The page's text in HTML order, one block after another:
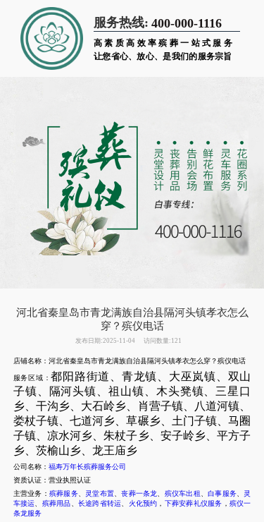
服务热线: 400-000-1116
高素质高效率殡葬一站式服务
让您省心、放心、是我们的服务宗旨
河北省秦皇岛市青龙满族自治县隔河头镇孝衣怎么
穿？殡仪电话
发布日期:2025-11-04 访问数量:121
店铺名称：河北省秦皇岛市青龙满族自治县隔河头镇孝衣怎么穿？殡仪电话
服务区域：都阳路街道、青龙镇、大巫岚镇、双山
子镇、隔河头镇、祖山镇、木头凳镇、三星口
乡、干沟乡、大石岭乡、肖营子镇、八道河镇、
娄杖子镇、七道河乡、草碾乡、土门子镇、马圈
子镇、凉水河乡、朱杖子乡、安子岭乡、平方子
乡、茨榆山乡、龙王庙乡
公司名称： 福寿万年长殡葬服务公司
资质认证：营业执照认证
主营业务： 殡葬服务、 灵堂布置 、丧葬一条龙 殡仪车出租 、白事服务
灵
车接运
殡葬用品 长途跨省转运 火化预约 ， 下葬安葬礼仪服务 ， 殡仪一
条龙服务